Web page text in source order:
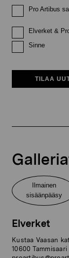
Pro Artibus
Elverket &
Sinne
TILAA
Ilmainen
sisäänpääsy
Elverket
Kustaa Vaasan
10600 Tammisaari